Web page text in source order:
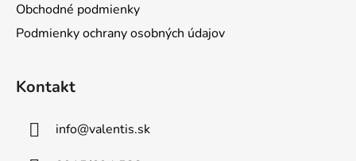
Obchodné podmienky
Podmienky ochrany osobných údajov
Kontakt
info@valentis.sk